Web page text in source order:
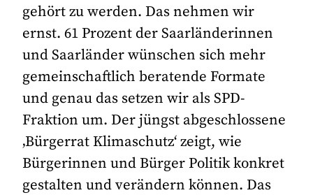
gehört zu werden. Das nehmen wir
ernst. 61 Prozent der Saarländerinnen
und Saarländer wünschen sich mehr
gemeinschaftlich beratende Formate
und genau das setzen wir als SPD-
Fraktion um. Der jüngst abgeschlossene
‚Bürgerrat Klimaschutz‘ zeigt, wie
Bürgerinnen und Bürger Politik konkret
gestalten und verändern können. Das